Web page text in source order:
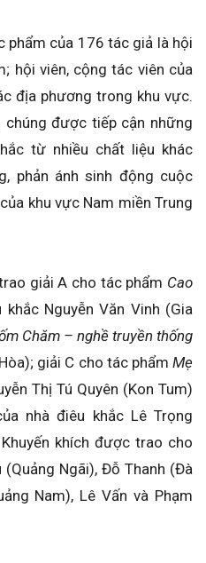
phẩm của 176 tác giả là hội
hội viên, cộng tác viên của
địa phương trong khu vực.
được tiếp cận những
từ nhiều chất liệu khác
phản ánh sinh động cuộc
khu vực Nam miền Trung
giải A cho tác phẩm Cao
khắc Nguyễn Văn Vinh (Gia
Chăm – nghề truyền thống
giải C cho tác phẩm Mẹ
Thị Tú Quyên (Kon Tum)
nhà điêu khắc Lê Trọng
khích được trao cho
Ngãi), Đỗ Thanh (Đà
Nam), Lê Vấn và Phạm